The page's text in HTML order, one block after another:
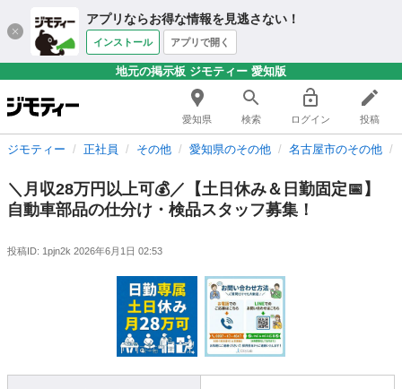
アプリならお得な情報を見逃さない！
インストール アプリで開く
地元の掲示板 ジモティー 愛知版
愛知県 検索 ログイン 投稿
ジモティー 正社員 その他 愛知県のその他 名古屋市のその他
＼月収28万円以上可💰／【土日休み＆日勤固定📅】
自動車部品の仕分け・検品スタッフ募集！
投稿ID: 1pjn2k 2026年6月1日 02:53